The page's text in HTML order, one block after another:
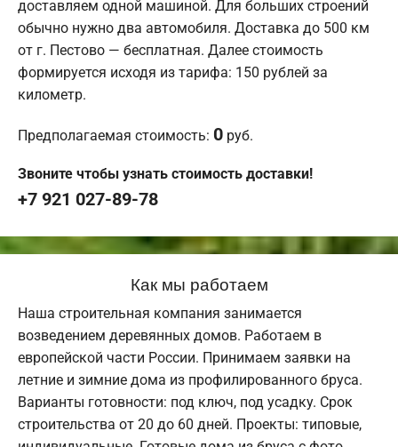
доставляем одной машиной. Для больших строений
обычно нужно два автомобиля. Доставка до 500 км
от г. Пестово — бесплатная. Далее стоимость
формируется исходя из тарифа: 150 рублей за
километр.
Предполагаемая стоимость: 0 руб.
Звоните чтобы узнать стоимость доставки!
+7 921 027-89-78
Как мы работаем
Наша строительная компания занимается
возведением деревянных домов. Работаем в
европейской части России. Принимаем заявки на
летние и зимние дома из профилированного бруса.
Варианты готовности: под ключ, под усадку. Срок
строительства от 20 до 60 дней. Проекты: типовые,